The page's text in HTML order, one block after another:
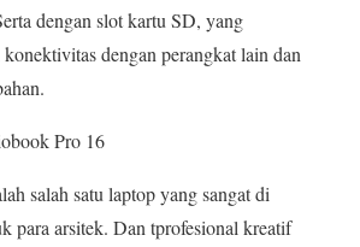
dengan slot kartu SD, yang
dengan perangkat lain dan
Pro 16
salah satu laptop yang sangat di
para arsitek. Dan tprofesional kreatif